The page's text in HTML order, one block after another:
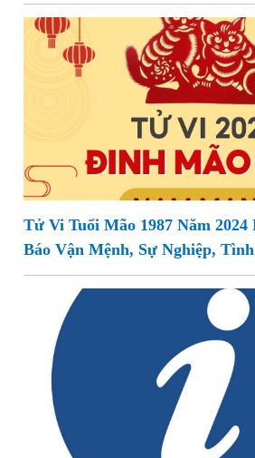
Tử Vi Tuổi Mão 1987 Năm
Báo Vận Mệnh, Sự Nghiệp,